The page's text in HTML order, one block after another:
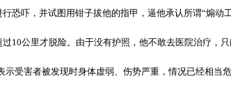
恐吓，并试图用钳子拔他的指甲，逼他承认所谓“煽动
10公里才脱险。由于没有护照，他不敢去医院治疗，
示受害者被发现时身体虚弱、伤势严重，情况已经相